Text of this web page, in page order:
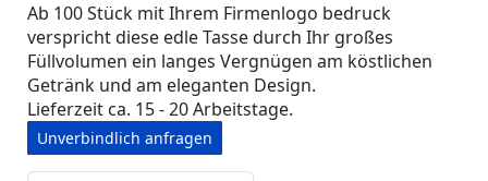
Ab 100 Stück mit Ihrem Firmenlogo bedruck
verspricht diese edle Tasse durch Ihr großes
Füllvolumen ein langes Vergnügen am köstlichen
Getränk und am eleganten Design.
Lieferzeit ca. 15 - 20 Arbeitstage.
Unverbindlich anfragen